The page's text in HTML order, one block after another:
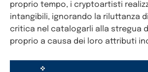
proprio tempo, i cryptoartisti
intangibili, ignorando la riluttanza
critica nel catalogarli alla stregua di
proprio a causa dei loro attributi